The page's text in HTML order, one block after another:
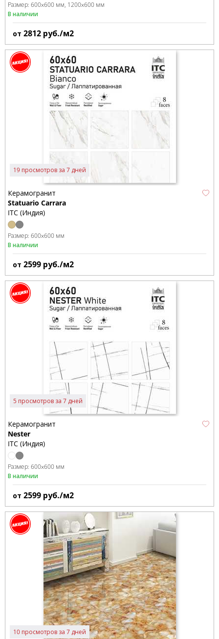
Размер: 600x600 мм 1200x600 мм
В наличии
от 2812 руб./м2
19 просмотров за 7 дней
Керамогранит
Statuario Carrara
ITC (Индия)
Размер: 600x600 мм
В наличии
от 2599 руб./м2
5 просмотров за 7 дней
Керамогранит
Nester
ITC (Индия)
Размер: 600x600 мм
В наличии
от 2599 руб./м2
10 просмотров за 7 дней